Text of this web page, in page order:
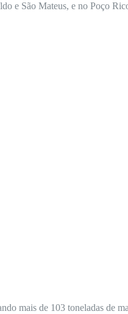
e São Mateus, e no Poço
mais de 103 toneladas de